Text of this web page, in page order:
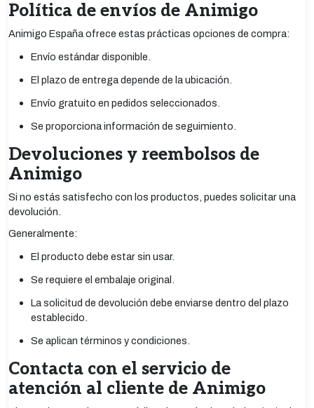
Política de envíos de Animigo
Animigo España ofrece estas prácticas opciones de compra:
Envío estándar disponible.
El plazo de entrega depende de la ubicación.
Envío gratuito en pedidos seleccionados.
Se proporciona información de seguimiento.
Devoluciones y reembolsos de
Animigo
Si no estás satisfecho con los productos, puedes solicitar una
devolución.
Generalmente:
El producto debe estar sin usar.
Se requiere el embalaje original.
La solicitud de devolución debe enviarse dentro del plazo
establecido.
Se aplican términos y condiciones.
Contacta con el servicio de
atención al cliente de Animigo